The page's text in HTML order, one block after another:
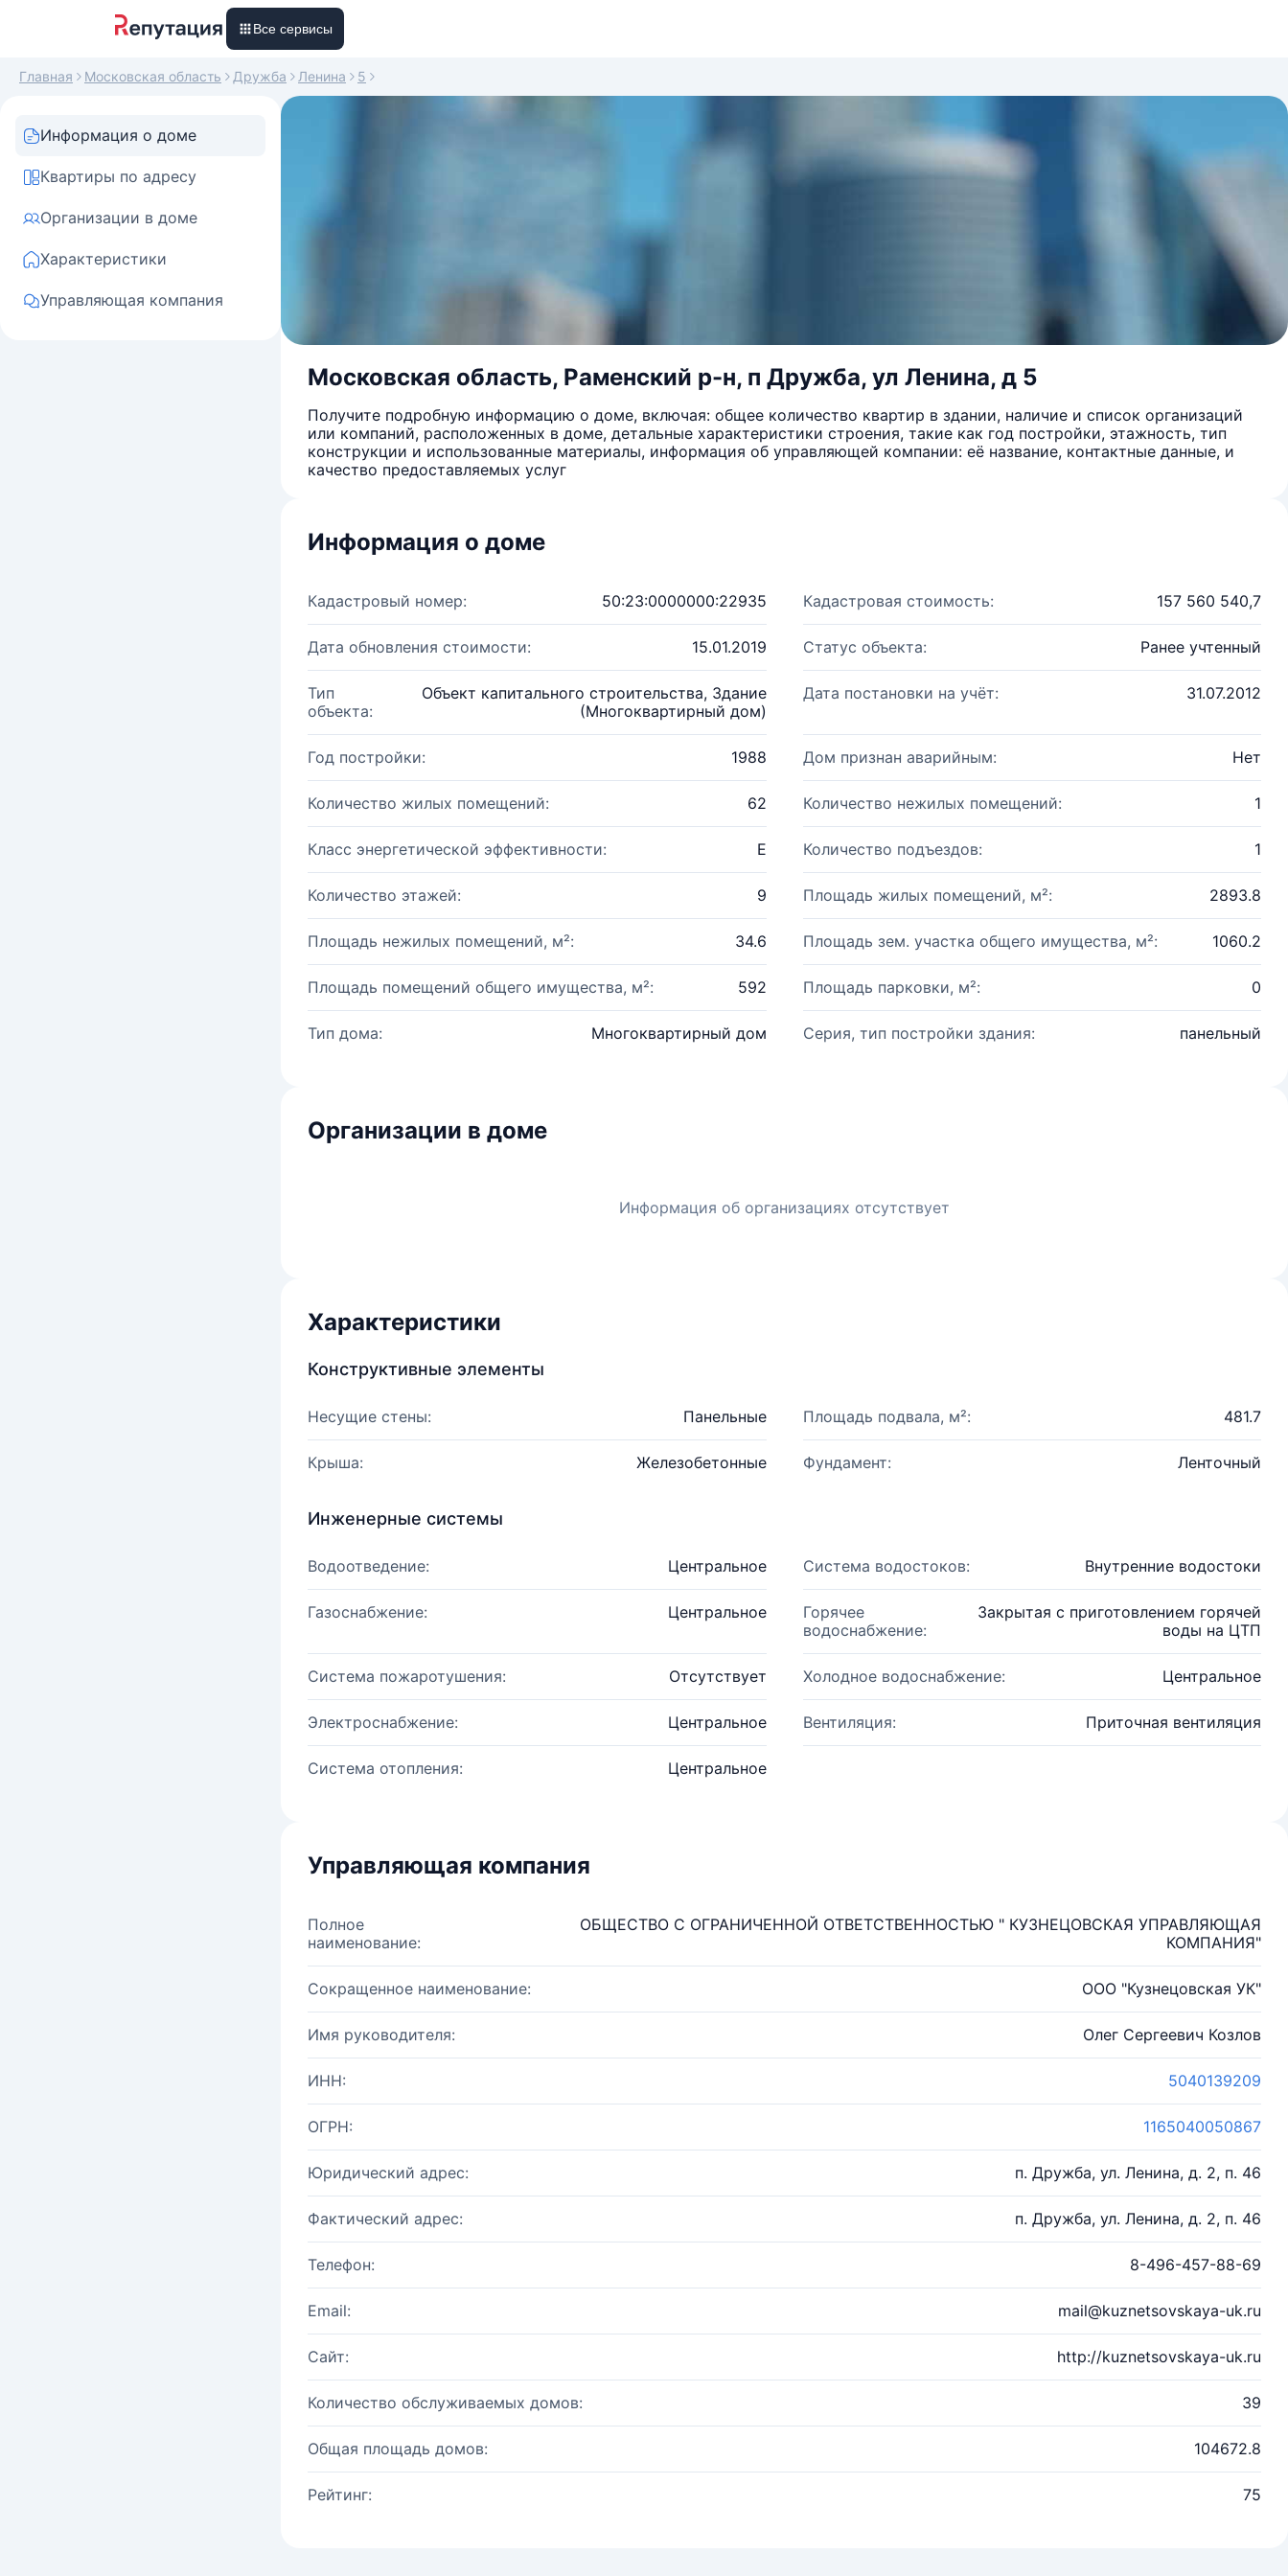
Все сервисы
Главная Московская область Дружба Ленина 5
Информация о доме
Квартиры по адресу
Организации в доме
Характеристики
Управляющая компания
Московская область, Раменский р-н, п Дружба, ул Ленина, д 5
Получите подробную информацию о доме, включая: общее количество квартир в здании, наличие и список организаций
или компаний, расположенных в доме, детальные характеристики строения, такие как год постройки, этажность, тип
конструкции и использованные материалы, информация об управляющей компании: её название, контактные данные, и
качество предоставляемых услуг
Информация о доме
Кадастровый номер: 50:23:0000000:22935 Кадастровая стоимость: 157 560 540,7
Дата обновления стоимости: 15.01.2019 Статус объекта: Ранее учтенный
Тип
объекта:
Объект капитального строительства, Здание
(Многоквартирный дом)
Дата постановки на учёт: 31.07.2012
Год постройки: 1988 Дом признан аварийным: Нет
Количество жилых помещений: 62 Количество нежилых помещений: 1
Класс энергетической эффективности: E Количество подъездов: 1
Количество этажей: 9 Площадь жилых помещений, м²: 2893.8
Площадь нежилых помещений, м²: 34.6 Площадь зем. участка общего имущества, м²: 1060.2
Площадь помещений общего имущества, м²: 592 Площадь парковки, м²: 0
Тип дома: Многоквартирный дом Серия, тип постройки здания: панельный
Организации в доме
Информация об организациях отсутствует
Характеристики
Конструктивные элементы
Несущие стены: Панельные Площадь подвала, м²: 481.7
Крыша: Железобетонные Фундамент: Ленточный
Инженерные системы
Водоотведение: Центральное Система водостоков: Внутренние водостоки
Газоснабжение: Центральное
Горячее
водоснабжение:
Закрытая с приготовлением горячей
воды на ЦТП
Система пожаротушения: Отсутствует Холодное водоснабжение: Центральное
Электроснабжение: Центральное Вентиляция: Приточная вентиляция
Система отопления: Центральное
Управляющая компания
Полное
наименование:
ОБЩЕСТВО С ОГРАНИЧЕННОЙ ОТВЕТСТВЕННОСТЬЮ " КУЗНЕЦОВСКАЯ УПРАВЛЯЮЩАЯ
КОМПАНИЯ"
Сокращенное наименование: ООО "Кузнецовская УК"
Имя руководителя: Олег Сергеевич Козлов
ИНН: 5040139209
ОГРН: 1165040050867
Юридический адрес: п. Дружба, ул. Ленина, д. 2, п. 46
Фактический адрес: п. Дружба, ул. Ленина, д. 2, п. 46
Телефон: 8-496-457-88-69
Email: mail@kuznetsovskaya-uk.ru
Сайт: http://kuznetsovskaya-uk.ru
Количество обслуживаемых домов: 39
Общая площадь домов: 104672.8
Рейтинг: 75